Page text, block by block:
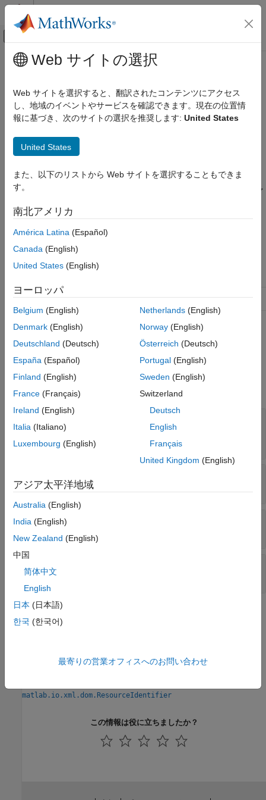
コンテンツへスキップ
オフキャンバス ナビゲーション メ
ドキュメンテーションのホーム
データのインポートと解析
データのインポートとエクスポート
構造化データと XML ドキュメント
項目一覧
プロパティ
メインコンテンツ
matlab.io.xml.dom.Locator クラス
名前空間:matlab.io.xml.dom
このページをすべて展開する
説明
matlab.io.xml.dom.Locator
クラスのオブジェクトは、XML ファ
matlab.io.xml.dom.Locator
クラスの属性
HandleCompatible true
クラス属性の詳細については、 クラスの属性を参照してくださ
い。
プロパティ
すべて展開する
ID
""(既定値) | string スカラー
""(既定値) |
LineNumber
0 (既定値) |
バージョン履歴
matlab.io.xml.dom.ResourceIdentifier
この情報は役に立ちましたか？
Web サイトの選択
Web サイトを選択すると、翻訳されたコンテンツにアクセス
し、地域のイベントやサービスを確認できます。現在の位置情
報に基づき、次のサイトの選択を推奨します: United States
United States
また、以下のリストから Web サイトを選択することもできま
す。
南北アメリカ
América Latina (Español)
Canada (English)
United States (English)
ヨーロッパ
Belgium (English)
Denmark (English)
Deutschland (Deutsch)
España (Español)
Finland (English)
France (Français)
Ireland (English)
Italia (Italiano)
Luxembourg (English)
Netherlands(English)
Norway(English)
Österreich (Deutsch)
Portugal(English)
Sweden (English)
Switzerland
Deutsch
English
Français
United Kingdom (English)
アジア太平洋地域
Australia (English)
India (English)
New Zealand (English)
中国
简体中文
English
日本 (日本語)
한국 (한국어)
最寄りの営業オフィスへのお問い合わせ